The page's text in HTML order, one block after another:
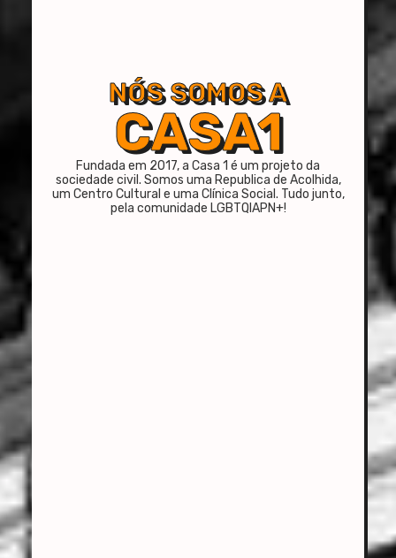
NÓS SOMOS A
CASA1
Fundada em 2017, a Casa 1 é um projeto da
sociedade civil. Somos uma Republica de Acolhida,
um Centro Cultural e uma Clínica Social. Tudo junto,
pela comunidade LGBTQIAPN+!